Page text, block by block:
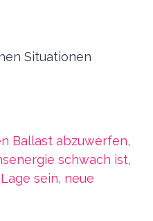
Situationen
Ballast abzuwerfen,
schwach ist,
sein, neue